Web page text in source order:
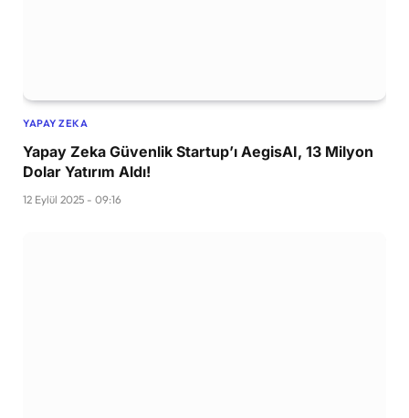
YAPAY ZEKA
Yapay Zeka Güvenlik Startup’ı AegisAI, 13 Milyon
Dolar Yatırım Aldı!
12 Eylül 2025 - 09:16